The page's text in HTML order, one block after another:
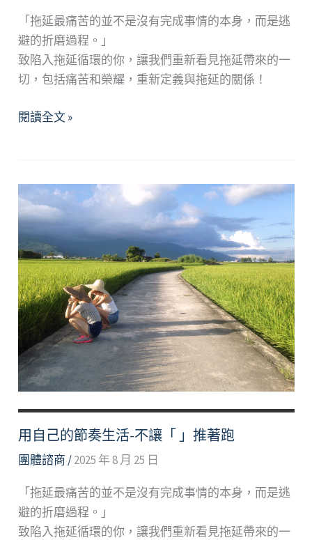
生
跨
文
化
應
「拖延最痛苦的並不是沒有完成事情的本身，而是逃
避的折磨過程。」
致陷入拖延循環的你，讓我們重新看見拖延帶來的一
切，包括痛苦和榮耀，重新定義與拖延的關係！
《香
境
外
生
芳
香
舒
眠
工
作
坊
Sleep
&
Aroma
for
International
Students
閱讀全文 »
用自己的節奏生活-不讓「 」推著跑
團體諮商/2025 年 8 月 25 日
「拖延最痛苦的並不是沒有完成事情的本身，而是逃
避的折磨過程。」
致陷入拖延循環的你，讓我們重新看見拖延帶來的一